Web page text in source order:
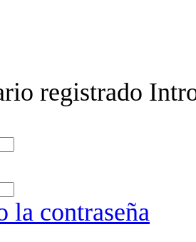
registrado
la contraseña